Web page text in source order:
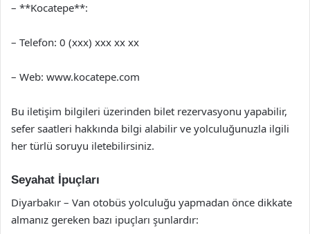
– **Kocatepe**:
– Telefon: 0 (xxx) xxx xx xx
– Web: www.kocatepe.com
Bu iletişim bilgileri üzerinden bilet rezervasyonu yapabilir,
sefer saatleri hakkında bilgi alabilir ve yolculuğunuzla ilgili
her türlü soruyu iletebilirsiniz.
Seyahat İpuçları
Diyarbakır – Van otobüs yolculuğu yapmadan önce dikkate
almanız gereken bazı ipuçları şunlardır: